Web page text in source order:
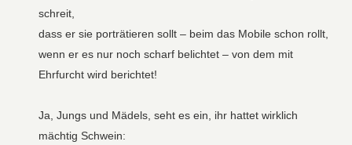
schreit,
dass er sie porträtieren sollt – beim das Mobile schon rollt,
wenn er es nur noch scharf belichtet – von dem mit
Ehrfurcht wird berichtet!
Ja, Jungs und Mädels, seht es ein, ihr hattet wirklich
mächtig Schwein: